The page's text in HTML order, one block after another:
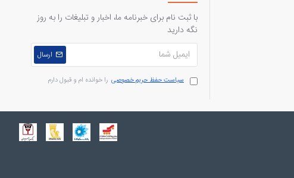
با ثبت نام برای خبرنامه ما، اخبار و تبلیغات را به روز
نگه دارید
ارسال
سیاست حفظ حریم خصوصی را خوانده ام و قبول دارم